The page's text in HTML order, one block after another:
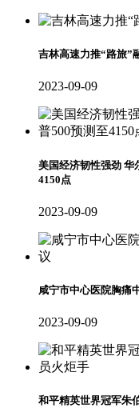
吉林高速力推“路旅”
2023-09-09
美国经济韧性强劲 华
4150点
2023-09-09
咸宁市中心医院胸痛
2023-09-09
和平精英世界冠军朱